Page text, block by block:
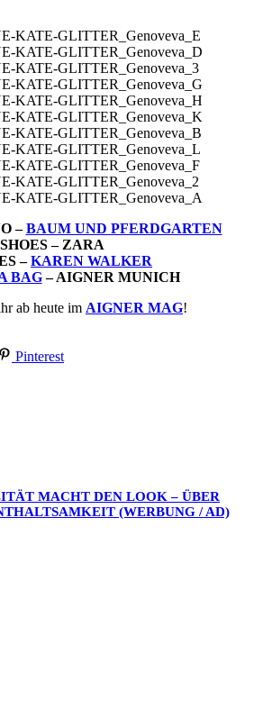
–BAUM UND PFERDGARTEN
SHOES – ZARA
–KAREN WALKER
BAG– AIGNER MUNICH
ab heute im AIGNER MAG!
Pinterest
MACHT DEN LOOK – ÜBER
(WERBUNG / AD)